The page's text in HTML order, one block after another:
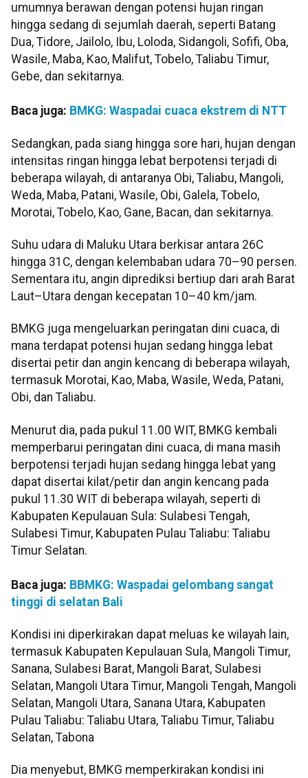
umumnya berawan dengan potensi hujan ringan
hingga sedang di sejumlah daerah, seperti Batang
Dua, Tidore, Jailolo, Ibu, Loloda, Sidangoli, Sofifi, Oba,
Wasile, Maba, Kao, Malifut, Tobelo, Taliabu Timur,
Gebe, dan sekitarnya.
Baca juga: BMKG: Waspadai cuaca ekstrem di NTT
Sedangkan, pada siang hingga sore hari, hujan dengan
intensitas ringan hingga lebat berpotensi terjadi di
beberapa wilayah, di antaranya Obi, Taliabu, Mangoli,
Weda, Maba, Patani, Wasile, Obi, Galela, Tobelo,
Morotai, Tobelo, Kao, Gane, Bacan, dan sekitarnya.
Suhu udara di Maluku Utara berkisar antara 26C
hingga 31C, dengan kelembaban udara 70–90 persen.
Sementara itu, angin diprediksi bertiup dari arah Barat
Laut–Utara dengan kecepatan 10–40 km/jam.
BMKG juga mengeluarkan peringatan dini cuaca, di
mana terdapat potensi hujan sedang hingga lebat
disertai petir dan angin kencang di beberapa wilayah,
termasuk Morotai, Kao, Maba, Wasile, Weda, Patani,
Obi, dan Taliabu.
Menurut dia, pada pukul 11.00 WIT, BMKG kembali
memperbarui peringatan dini cuaca, di mana masih
berpotensi terjadi hujan sedang hingga lebat yang
dapat disertai kilat/petir dan angin kencang pada
pukul 11.30 WIT di beberapa wilayah, seperti di
Kabupaten Kepulauan Sula: Sulabesi Tengah,
Sulabesi Timur, Kabupaten Pulau Taliabu: Taliabu
Timur Selatan.
Baca juga: BBMKG: Waspadai gelombang sangat
tinggi di selatan Bali
Kondisi ini diperkirakan dapat meluas ke wilayah lain,
termasuk Kabupaten Kepulauan Sula, Mangoli Timur,
Sanana, Sulabesi Barat, Mangoli Barat, Sulabesi
Selatan, Mangoli Utara Timur, Mangoli Tengah, Mangoli
Selatan, Mangoli Utara, Sanana Utara, Kabupaten
Pulau Taliabu: Taliabu Utara, Taliabu Timur, Taliabu
Selatan, Tabona
Dia menyebut, BMKG memperkirakan kondisi ini